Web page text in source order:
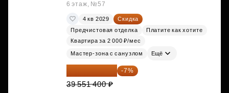
6 этаж, №57
4 кв 2029
Скидка
Предчистовая отделка
Платите как хотите
Квартира за 2 000 ₽/мес
Мастер-зона с санузлом Ещё
36 782 802 ₽ -7%
39 551 400 ₽